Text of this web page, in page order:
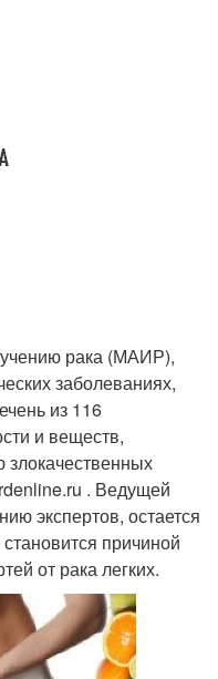
рака (МАИР),
заболеваниях,
из 116
и веществ,
. Ведущей
экспертов, остается
причиной
от рака легких.